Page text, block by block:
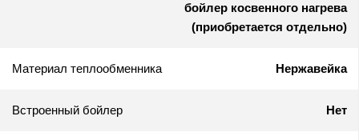
бойлер косвенного нагрева
(приобретается отдельно)
Материал теплообменника Нержавейка
Встроенный бойлер Нет